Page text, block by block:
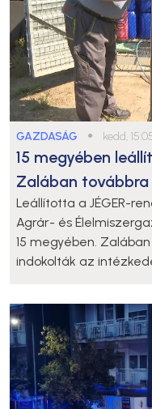
GAZDASÁG ● kedd,
15 megyében
Zalában továbbra
Leállította a JÉGER-
Agrár- és
15 megyében.
indokolták az